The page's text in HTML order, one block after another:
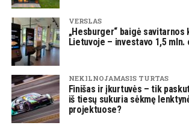
VERSLAS
„Hesburger“ baigė
Lietuvoje – investavo 1,5 mln.
NEKILNOJAMASIS TURTAS
Finišas ir įkurtuvės – tik
iš tiesų sukuria sėkmę
projektuose?